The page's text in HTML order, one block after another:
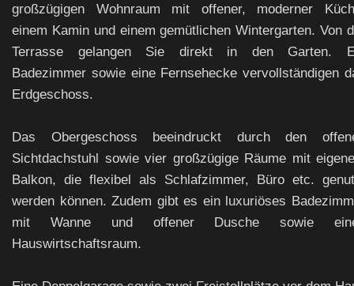
großzügigen Wohnraum mit offener, moderner
einem Kamin und einem gemütlichen Wintergarten. Von
Terrasse gelangen Sie direkt in den Garten.
Badezimmer sowie eine Fernsehecke vervollständigen
Erdgeschoss.
Das Obergeschoss beeindruckt durch den
Sichtdachstuhl sowie vier großzügige Räume mit
Balkon, die flexibel als Schlafzimmer, Büro etc.
werden können. Zudem gibt es ein luxuriöses
mit Wanne und offener Dusche sowie
Hauswirtschaftsraum.